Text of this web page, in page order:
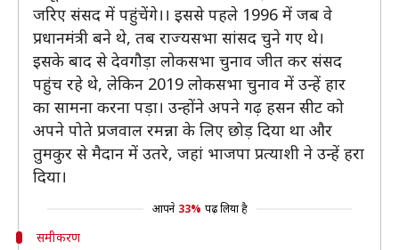
जरिए संसद में पहुंचेंगे।। इससे पहले 1996 में जब वे
प्रधानमंत्री बने थे, तब राज्यसभा सांसद चुने गए थे।
इसके बाद से देवगौड़ा लोकसभा चुनाव जीत कर संसद
पहुंच रहे थे, लेकिन 2019 लोकसभा चुनाव में उन्हें हार
का सामना करना पड़ा। उन्होंने अपने गढ़ हसन सीट को
अपने पोते प्रजवाल रमन्ना के लिए छोड़ दिया था और
तुमकुर से मैदान में उतरे, जहां भाजपा प्रत्याशी ने उन्हें हरा
दिया।
आपने 33% पढ़ लिया है
समीकरण